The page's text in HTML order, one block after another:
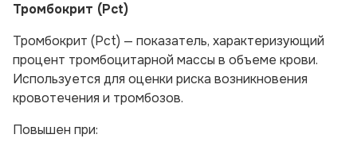
Тромбокрит (Pct)
Тромбокрит (Pct) — показатель, характеризующий
процент тромбоцитарной массы в объеме крови.
Используется для оценки риска возникновения
кровотечения и тромбозов.
Повышен при: